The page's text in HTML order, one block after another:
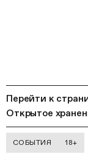
Перейти к
Открытое
СОБЫТИЯ 18+